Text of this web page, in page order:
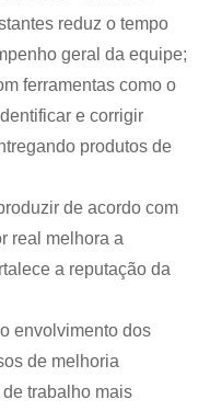
reduz o tempo
geral da equipe;
ferramentas como o
e corrigir
produtos de
de acordo com
real melhora a
a reputação da
envolvimento dos
de melhoria
trabalho mais